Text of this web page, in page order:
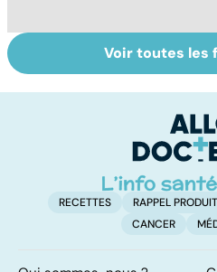
Tout savoir sur
les maux du froid
Voir toutes les
RECETTES RAPPEL PRODUIT
CANCER